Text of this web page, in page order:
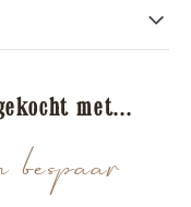
met...